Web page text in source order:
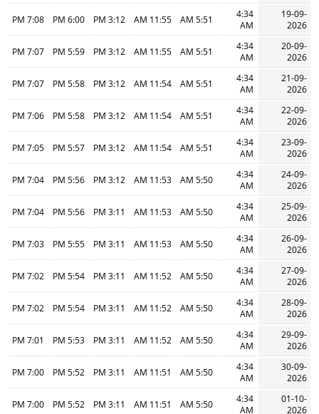
19-09-
2026
4:34
AM
5:51 AM
11:55 AM
3:12 PM
6:00 PM
7:08 PM
20-09-
2026
4:34
AM
5:51 AM
11:55 AM
3:12 PM
5:59 PM
7:07 PM
21-09-
2026
4:34
AM
5:51 AM
11:54 AM
3:12 PM
5:58 PM
7:07 PM
22-09-
2026
4:34
AM
5:51 AM
11:54 AM
3:12 PM
5:58 PM
7:06 PM
23-09-
2026
4:34
AM
5:51 AM
11:54 AM
3:12 PM
5:57 PM
7:05 PM
24-09-
2026
4:34
AM
5:50 AM
11:53 AM
3:12 PM
5:56 PM
7:04 PM
25-09-
2026
4:34
AM
5:50 AM
11:53 AM
3:11 PM
5:56 PM
7:04 PM
26-09-
2026
4:34
AM
5:50 AM
11:53 AM
3:11 PM
5:55 PM
7:03 PM
27-09-
2026
4:34
AM
5:50 AM
11:52 AM
3:11 PM
5:54 PM
7:02 PM
28-09-
2026
4:34
AM
5:50 AM
11:52 AM
3:11 PM
5:54 PM
7:02 PM
29-09-
2026
4:34
AM
5:50 AM
11:52 AM
3:11 PM
5:53 PM
7:01 PM
30-09-
2026
4:34
AM
5:50 AM
11:51 AM
3:11 PM
5:52 PM
7:00 PM
01-10-
2026
4:34
AM
5:50 AM
11:51 AM
3:11 PM
5:52 PM
7:00 PM